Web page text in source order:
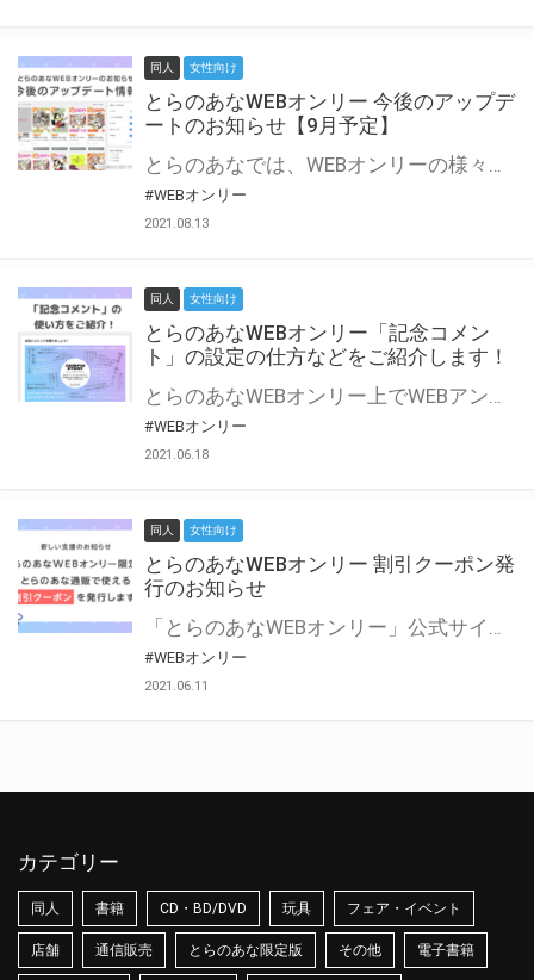
同人 女性向け
とらのあなWEBオンリー 今後のアップデ
ートのお知らせ【9月予定】
とらのあなでは、WEBオンリーの様々な支援を実施しています。 今回は2021年9月に実装を予定しているアップデート情報についてご紹介いたします。 とらのあなWEBオンリーサイトはこちら
#WEBオンリー
2021.08.13
同人 女性向け
とらのあなWEBオンリー「記念コメン
ト」の設定の仕方などをご紹介します！
とらのあなWEBオンリー上でWEBアンソロジーが作成できる「記念コメント」について、その使い方や作成手順を解説します！ 支援タイプを「サークル参加型」「サークル参加型・マルシェ(イベント会場)機能付き」でお申し込みいただいている主催者様はぜひご活用ください♪ とらのあなWEBオンリーサイトはこちら
#WEBオンリー
2021.06.18
同人 女性向け
とらのあなWEBオンリー 割引クーポン発
行のお知らせ
「とらのあなWEBオンリー」公式サイトでとらのあな通販の「割引クーポン」を配布中！ イベントごとに開催当日限定で使える割引クーポンのシリアルコードを発行します。 とらのあなWEBオンリーのページをチェックして、イベント当日にお得にお買い物を楽しみましょう♪ ※本キャンペーンは予告なく終了する場合がございます。 とらのあなWEBオンリーサイトはこちら
#WEBオンリー
2021.06.11
カテゴリー
同人 書籍 CD・BD/DVD 玩具 フェア・イベント
店舗 通信販売 とらのあな限定版 その他 電子書籍